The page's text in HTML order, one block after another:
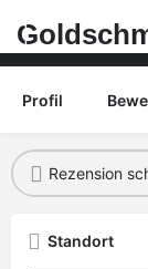
Profil
Rezension
Standort